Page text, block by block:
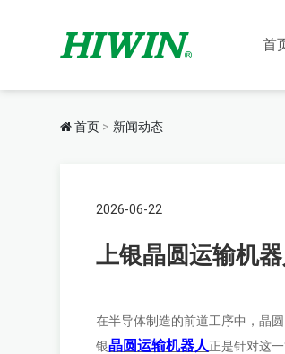
首
首页 新闻动态
2026-06-22
上银晶圆运输机
在半导体制造的前道工序中，晶
银晶圆运输机器人 正是针对这一